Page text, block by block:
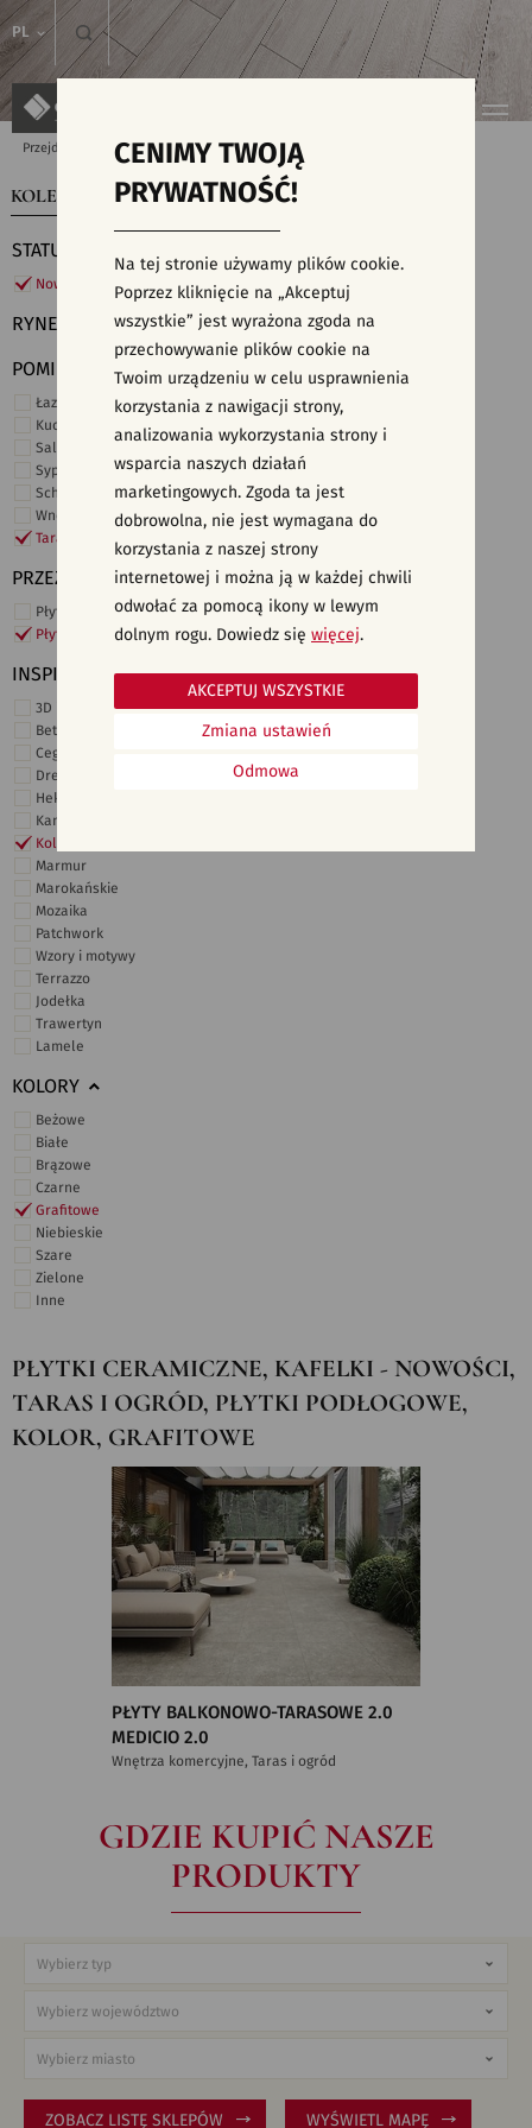
PL
Przejdź do strony głównej Kolekcje
KOLEKCJE WYSZUKIWARKA PŁYTEK
STATUS
Nowości
RYNEK
POMIESZCZENIE
Łazienka
Kuchnia
Salon i hol
Sypialnia
Schody
Wnętrza komercyjne
Taras i ogród
PRZEZNACZENIE
Płytki ścienne
Płytki podłogowe
INSPIRACJE
3D i struktury
Beton
Cegiełki
Drewno
Heksagonalne
Kamień
Kolor
Marmur
Marokańskie
Mozaika
Patchwork
Wzory i motywy
Terrazzo
Jodełka
Trawertyn
Lamele
KOLORY
Beżowe
Białe
Brązowe
Czarne
Grafitowe
Niebieskie
Szare
Zielone
Inne
PŁYTKI CERAMICZNE, KAFELKI - NOWOŚCI,
TARAS I OGRÓD, PŁYTKI PODŁOGOWE,
KOLOR, GRAFITOWE
PŁYTY BALKONOWO-TARASOWE 2.0
MEDICIO 2.0
Wnętrza komercyjne, Taras i ogród
GDZIE KUPIĆ NASZE
PRODUKTY
ZOBACZ LISTĘ SKLEPÓW WYŚWIETL MAPĘ
CENIMY TWOJĄ
PRYWATNOŚĆ!
Na tej stronie używamy plików cookie.
Poprzez kliknięcie na „Akceptuj
wszystkie” jest wyrażona zgoda na
przechowywanie plików cookie na
Twoim urządzeniu w celu usprawnienia
korzystania z nawigacji strony,
analizowania wykorzystania strony i
wsparcia naszych działań
marketingowych. Zgoda ta jest
dobrowolna, nie jest wymagana do
korzystania z naszej strony
internetowej i można ją w każdej chwili
odwołać za pomocą ikony w lewym
dolnym rogu. Dowiedz się więcej.
Odmowa
Zmiana ustawień
AKCEPTUJ WSZYSTKIE